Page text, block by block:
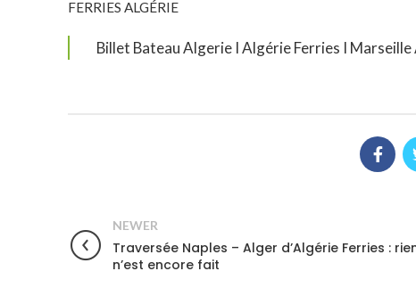
FERRIES ALGÉRIE
Billet Bateau Algerie I Algérie Ferries I
NEWER
Traversée Naples – Alger d’Algérie Ferries :
n’est encore fait